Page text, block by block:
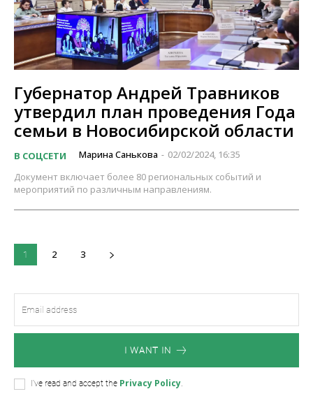
Губернатор Андрей Травников
утвердил план проведения Года
семьи в Новосибирской области
В СОЦСЕТИ Марина Санькова - 02/02/2024, 16:35
Документ включает более 80 региональных событий и
мероприятий по различным направлениям.
1 2 3
I WANT IN
I've read and accept the Privacy Policy.